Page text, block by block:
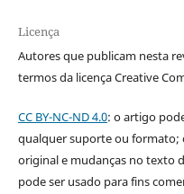
Licença
Autores que publicam nesta
termos da licença Creative
CC BY-NC-ND 4.0: o artigo
qualquer suporte ou formato;
original e mudanças no texto
pode ser usado para fins